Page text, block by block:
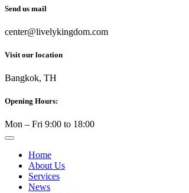
Send us mail
center@livelykingdom.com
Visit our location
Bangkok, TH
Opening Hours:
Mon – Fri 9:00 to 18:00
Home
About Us
Services
News